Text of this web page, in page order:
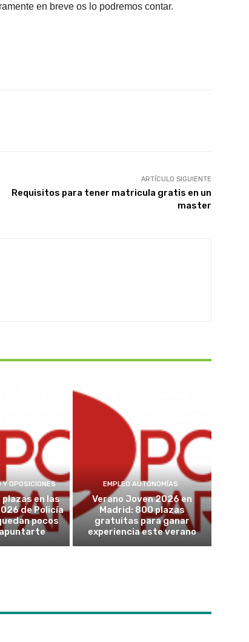
en breve os lo podremos contar.
ARTÍCULO SIGUIENTE
Requisitos para tener matricula gratis en un
master
Y OPOSICIONES
plazas en las
de Policía
pocos
EMPLEO AUTONOMÍAS
Verano Joven 2026 en
Madrid: 800 plazas
gratuitas para ganar
experiencia este verano